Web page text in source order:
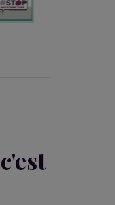
c'est